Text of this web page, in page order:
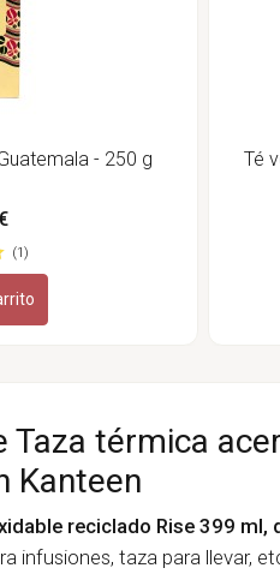
- 250 g
(1)
Té
Taza térmica
Kanteen
reciclado Rise 399 ml,
infusiones, taza para llevar,